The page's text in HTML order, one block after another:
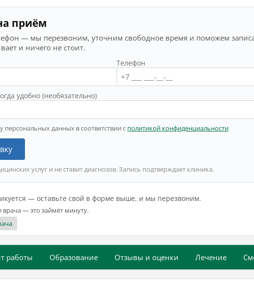
приём
— мы перезвоним, уточним свободное время и поможем
и ничего не стоит.
Телефон
удобно (необязательно)
персональных данных в соответствии с политикой конфиденциальности
услуг и не ставит диагнозов. Запись подтверждает клиника.
— оставьте свой в форме выше, и мы перезвоним.
— это займёт минуту.
работы Образование Отзывы и оценки Лечение